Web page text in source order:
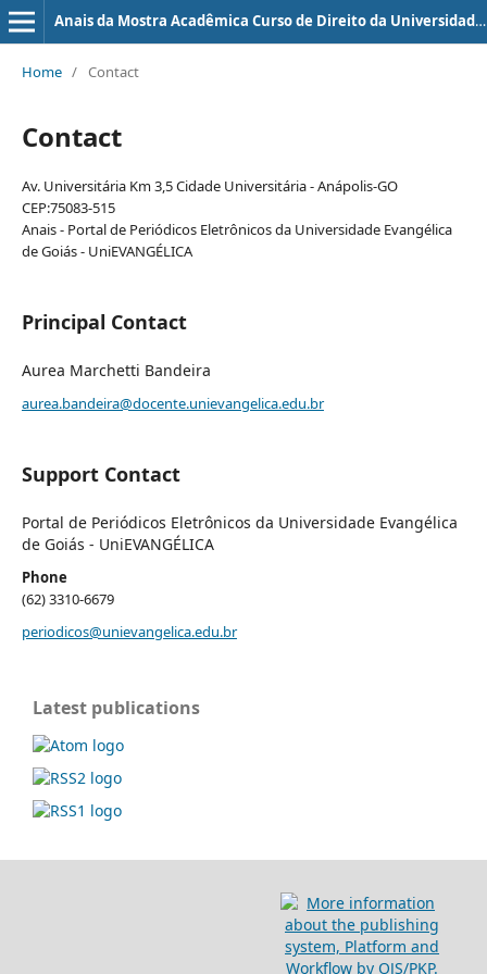
Anais da Mostra Acadêmica Curso de Direito da Universidade Evangélica de Goiás - UniEVANGÉLICA
Home / Contact
Contact
Av. Universitária Km 3,5 Cidade Universitária - Anápolis-GO
CEP:75083-515
Anais - Portal de Periódicos Eletrônicos da Universidade Evangélica
de Goiás - UniEVANGÉLICA
Principal Contact
Aurea Marchetti Bandeira
aurea.bandeira@docente.unievangelica.edu.br
Support Contact
Portal de Periódicos Eletrônicos da Universidade Evangélica
de Goiás - UniEVANGÉLICA
Phone
(62) 3310-6679
periodicos@unievangelica.edu.br
Latest publications